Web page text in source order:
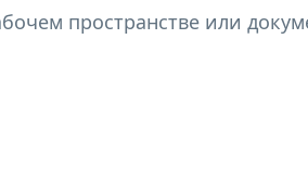
пространстве или